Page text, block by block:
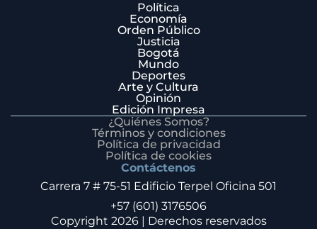
Política
Economía
Orden Público
Justicia
Bogotá
Mundo
Deportes
Arte y Cultura
Opinión
Edición Impresa
¿Quiénes Somos?
Términos y condiciones
Política de privacidad
Política de cookies
Contáctenos
Carrera 7 # 75-51 Edificio Terpel Oficina 501
+57 (601) 3176506
Copyright 2026 | Derechos reservados